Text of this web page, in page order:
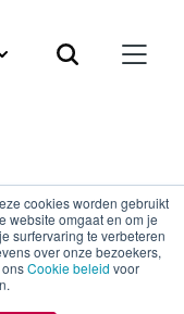
cookies worden gebruikt
website omgaat en om je
surfervaring te verbeteren
over onze bezoekers,
Cookie beleid voor
mijn